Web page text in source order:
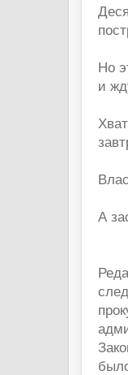
Но
и
А